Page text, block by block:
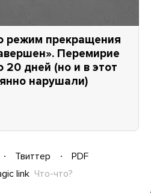
режим прекращения
Перемирие
20 дней (но и в этот
нарушали)
Твиттер
PDF
link Что-что?